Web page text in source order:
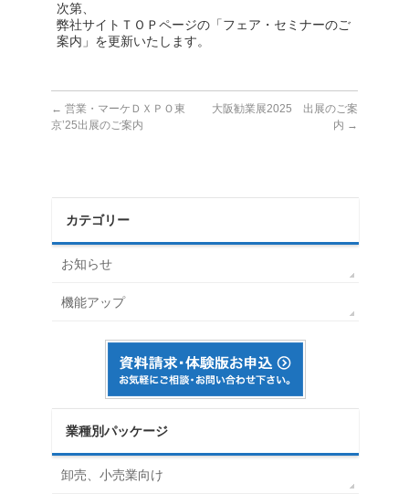
次第、
弊社サイトＴＯＰページの「フェア・セミナーのご
案内」を更新いたします。
← 営業・マーケＤＸＰＯ東
京’25出展のご案内
大阪勧業展2025 出展のご案
内 →
カテゴリー
お知らせ
機能アップ
業種別パッケージ
卸売、小売業向け